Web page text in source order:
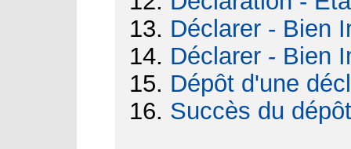
Déclarer - Bien
Déclarer - Bien
Dépôt d'une
Succès du